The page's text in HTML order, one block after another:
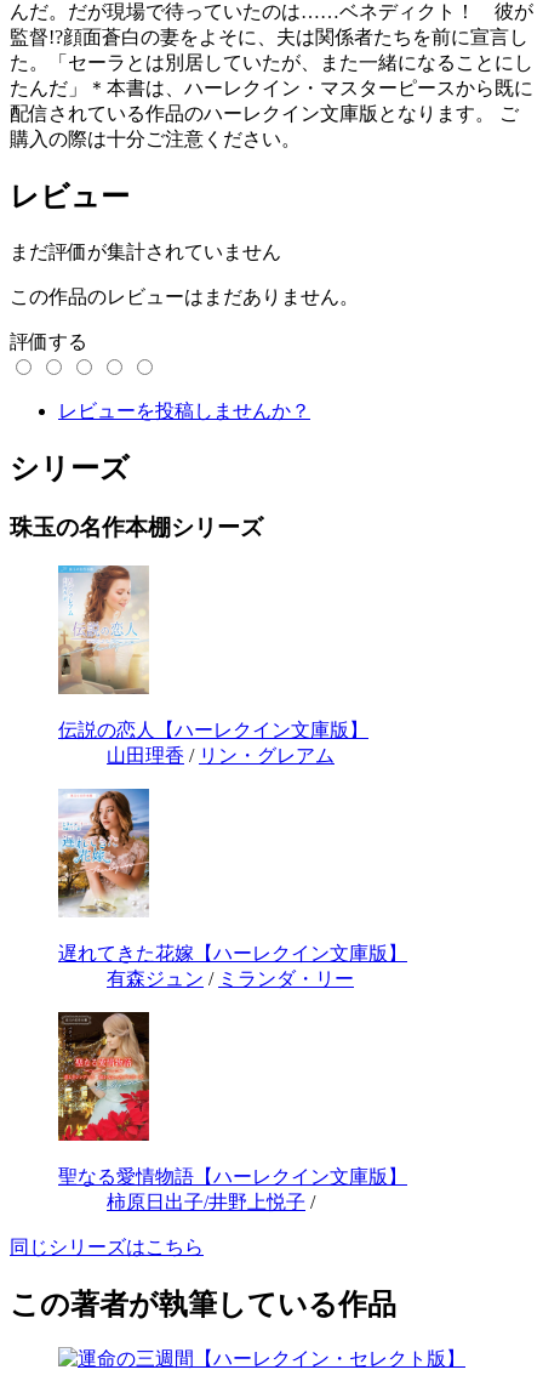
んだ。だが現場で待っていたのは……ベネディクト！ 彼が
監督!?顔面蒼白の妻をよそに、夫は関係者たちを前に宣言し
た。「セーラとは別居していたが、また一緒になることにし
たんだ」＊本書は、ハーレクイン・マスターピースから既に
配信されている作品のハーレクイン文庫版となります。 ご
購入の際は十分ご注意ください。
レビュー
まだ評価が集計されていません
この作品のレビューはまだありません。
評価する
レビューを投稿しませんか？
シリーズ
珠玉の名作本棚シリーズ
伝説の恋人【ハーレクイン文庫版】
山田理香 / リン・グレアム
遅れてきた花嫁【ハーレクイン文庫版】
有森ジュン / ミランダ・リー
聖なる愛情物語【ハーレクイン文庫版】
柿原日出子/井野上悦子 /
同じシリーズはこちら
この著者が執筆している作品